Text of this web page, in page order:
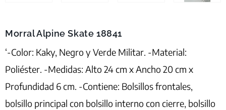
Morral Alpine Skate 18841
‘-Color: Kaky, Negro y Verde Militar. -Material:
Poliéster. -Medidas: Alto 24 cm x Ancho 20 cm x
Profundidad 6 cm. -Contiene: Bolsillos frontales,
bolsillo principal con bolsillo interno con cierre, bolsillo